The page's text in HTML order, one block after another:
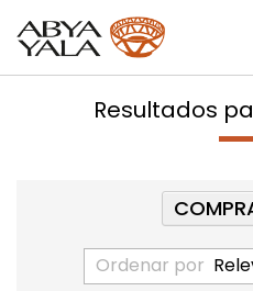
Resultados
Ordenar por